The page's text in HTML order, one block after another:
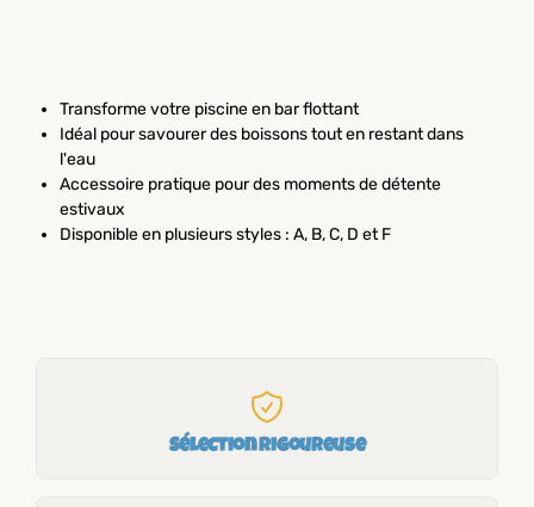
Transforme votre piscine en bar flottant
Idéal pour savourer des boissons tout en restant dans
l'eau
Accessoire pratique pour des moments de détente
estivaux
Disponible en plusieurs styles : A, B, C, D et F
Sélection rigoureuse